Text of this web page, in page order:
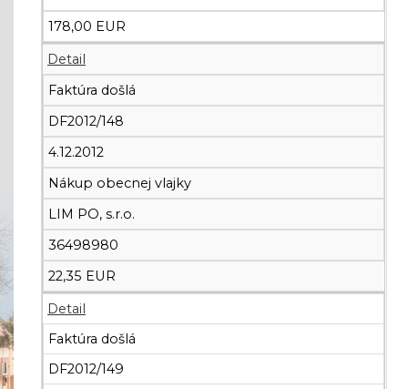
178,00 EUR
Detail
Faktúra došlá
DF2012/148
4.12.2012
Nákup obecnej vlajky
LIM PO, s.r.o.
36498980
22,35 EUR
Detail
Faktúra došlá
DF2012/149